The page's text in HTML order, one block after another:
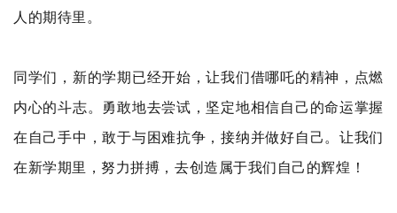
人的期待里。
同学们，新的学期已经开始，让我们借哪吒的精神，点燃
内心的斗志。勇敢地去尝试，坚定地相信自己的命运掌握
在自己手中，敢于与困难抗争，接纳并做好自己。让我们
在新学期里，努力拼搏，去创造属于我们自己的辉煌！